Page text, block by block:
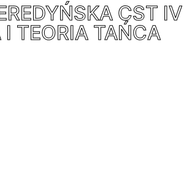
CST IV
TEORIA TAŃCA